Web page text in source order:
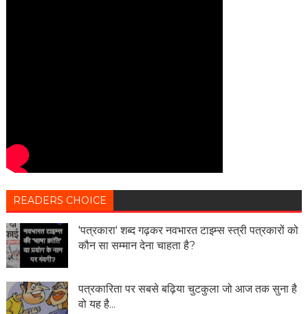
READERS CHOICE
'पत्रकारा' शब्द गढ़कर नवभारत टाइम्स स्त्री पत्रकारों को
कौन सा सम्मान देना चाहता है?
पत्रकारिता पर सबसे बढ़िया चुटकुला जो आज तक सुना है
वो यह है...